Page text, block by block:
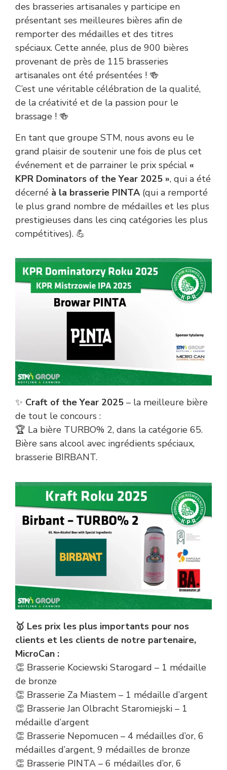
des brasseries artisanales y participe en
présentant ses meilleures bières afin de
remporter des médailles et des titres
spéciaux. Cette année, plus de 900 bières
provenant de près de 115 brasseries
artisanales ont été présentées ! 🍻
C’est une véritable célébration de la qualité,
de la créativité et de la passion pour le
brassage ! 🍻
En tant que groupe STM, nous avons eu le
grand plaisir de soutenir une fois de plus cet
événement et de parrainer le prix spécial «
KPR Dominators of the Year 2025 », qui a été
décerné à la brasserie PINTA(qui a remporté
le plus grand nombre de médailles et les plus
prestigieuses dans les cinq catégories les plus
compétitives). 💪
✨ Craft of the Year 2025 – la meilleure bière
de tout le concours :
🏆 La bière TURBO% 2, dans la catégorie 65.
Bière sans alcool avec ingrédients spéciaux,
brasserie BIRBANT.
🥇 Les prix les plus importants pour nos
clients et les clients de notre partenaire,
MicroCan :
👏 Brasserie Kociewski Starogard – 1 médaille
de bronze
👏 Brasserie Za Miastem – 1 médaille d’argent
👏 Brasserie Jan Olbracht Staromiejski – 1
médaille d’argent
👏 Brasserie Nepomucen – 4 médailles d’or, 6
médailles d’argent, 9 médailles de bronze
👏 Brasserie PINTA – 6 médailles d’or, 6